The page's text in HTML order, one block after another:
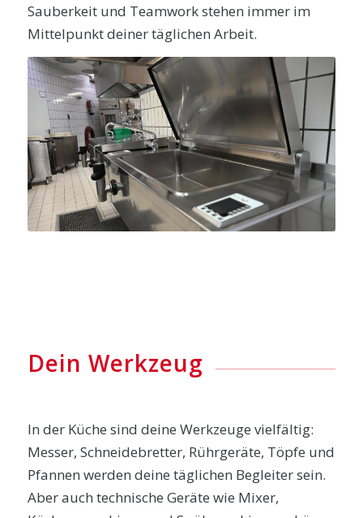
Sauberkeit und Teamwork stehen immer im
Mittelpunkt deiner täglichen Arbeit.
Dein Werkzeug
In der Küche sind deine Werkzeuge vielfältig:
Messer, Schneidebretter, Rührgeräte, Töpfe und
Pfannen werden deine täglichen Begleiter sein.
Aber auch technische Geräte wie Mixer,